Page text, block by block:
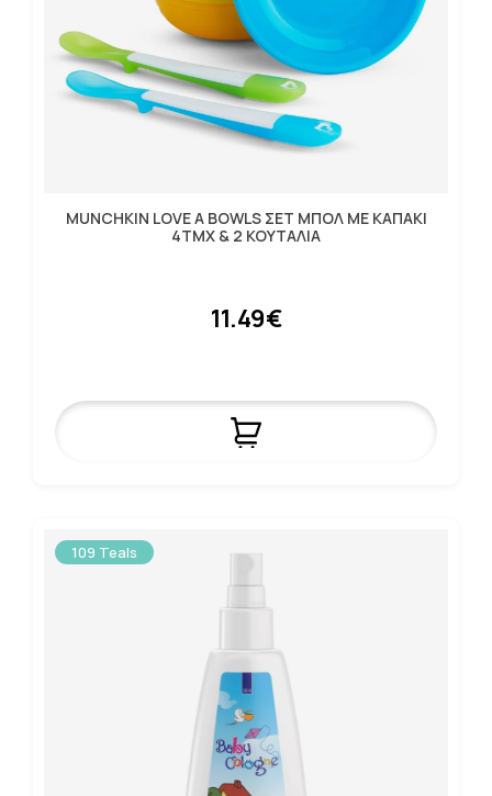
MUNCHKIN LOVE A BOWLS ΣΕΤ ΜΠΟΛ ΜΕ ΚΑΠΑΚΙ
4ΤΜΧ & 2 ΚΟΥΤΑΛΙΑ
11.49€
109 Teals